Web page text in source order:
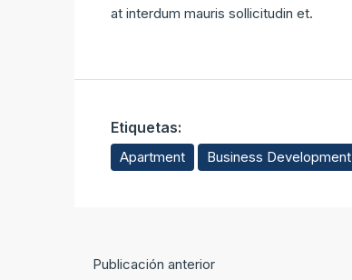
at interdum mauris sollicitudin et.
Etiquetas:
Apartment Business Development
Publicación anterior